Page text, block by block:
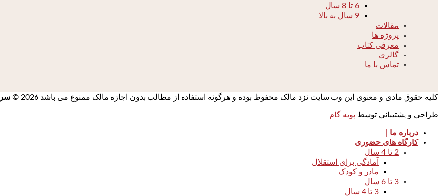
6 تا 8 سال
9 سال به بالا
مقالات
پروژه ها
معرفی کتاب
گالری
تماس با ما
کلیه حقوق مادی و معنوی این وب سایت نزد مالک محفوظ بوده و هرگونه استفاده از مطالب بدون اجازه مالک ممنوع می باشد 2026 ©
طراحی و پشتیبانی توسط پویه گام
درباره ما |
کارگاه های حضوری
2 تا 4 سال
آمادگی برای استقلال
مادر و کودک
3 تا 6 سال
3 تا 4 سال